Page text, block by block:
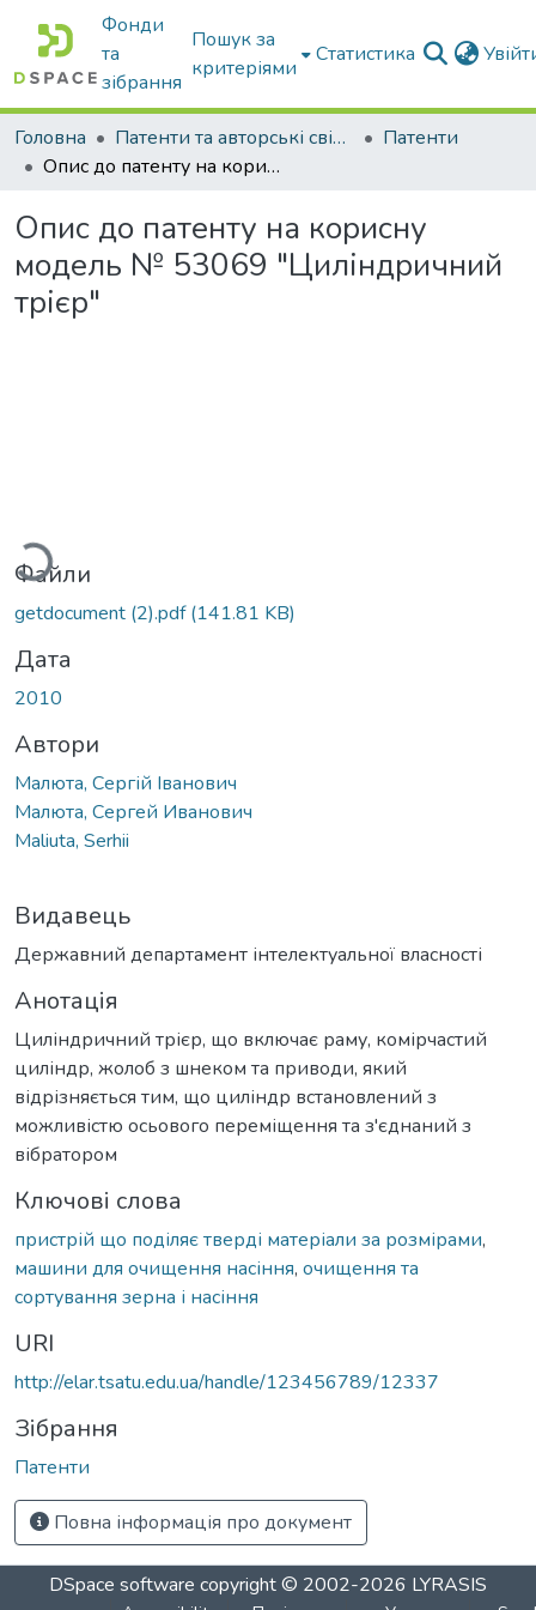
Фонди
та
зібрання
Пошук за
критеріями
Статистика
Головна Патенти та авторські свідоцтва
Патенти
Опис до патенту на корисну модель № 53069 "Циліндричний трієр"
Опис до патенту на корисну
модель № 53069 "Циліндричний
трієр"
Файли
getdocument (2).pdf(141.81 KB)
Дата
2010
Автори
Малюта, Сергій Іванович
Малюта, Сергей Иванович
Maliuta, Serhii
Видавець
Державний департамент інтелектуальної власності
Анотація
Циліндричний трієр, що включає раму, комірчастий
циліндр, жолоб з шнеком та приводи, який
відрізняється тим, що циліндр встановлений з
можливістю осьового переміщення та з'єднаний з
вібратором
Ключові слова
пристрій що поділяє тверді матеріали за розмірами,
машини для очищення насіння, очищення та
сортування зерна і насіння
URI
http://elar.tsatu.edu.ua/handle/123456789/12337
Зібрання
Патенти
Повна інформація про документ
DSpace software copyright © 2002-2026 LYRASIS